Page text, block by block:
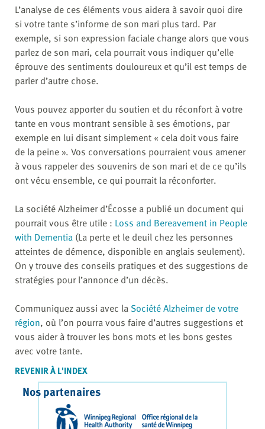
L’analyse de ces éléments vous aidera à savoir quoi dire
si votre tante s’informe de son mari plus tard. Par
exemple, si son expression faciale change alors que vous
parlez de son mari, cela pourrait vous indiquer qu’elle
éprouve des sentiments douloureux et qu’il est temps de
parler d’autre chose.
Vous pouvez apporter du soutien et du réconfort à votre
tante en vous montrant sensible à ses émotions, par
exemple en lui disant simplement « cela doit vous faire
de la peine ». Vos conversations pourraient vous amener
à vous rappeler des souvenirs de son mari et de ce qu’ils
ont vécu ensemble, ce qui pourrait la réconforter.
La société Alzheimer d’Écosse a publié un document qui
pourrait vous être utile : Loss and Bereavement in People
with Dementia (La perte et le deuil chez les personnes
atteintes de démence, disponible en anglais seulement).
On y trouve des conseils pratiques et des suggestions de
stratégies pour l’annonce d’un décès.
Communiquez aussi avec la Société Alzheimer de votre
région, où l’on pourra vous faire d’autres suggestions et
vous aider à trouver les bons mots et les bons gestes
avec votre tante.
REVENIR À L'INDEX
Nos partenaires